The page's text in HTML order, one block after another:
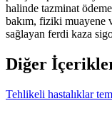
halinde tazminat
bakım, fiziki muayene
sağlayan ferdi kaza
Diğer
Tehlikeli hastalıklar